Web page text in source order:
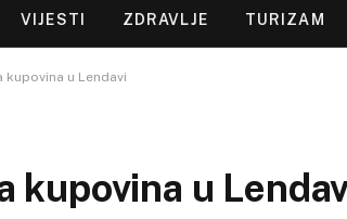
VIJESTI ZDRAVLJE TURIZAM
kupovina u Lendavi
kupovina u